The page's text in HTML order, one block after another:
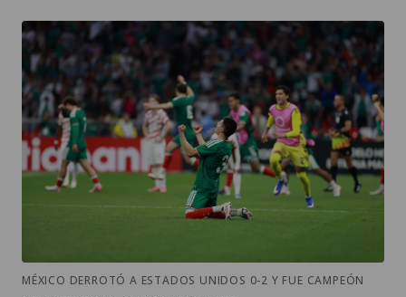
MÉXICO DERROTÓ A ESTADOS UNIDOS 0-2 Y FUE CAMPEÓN